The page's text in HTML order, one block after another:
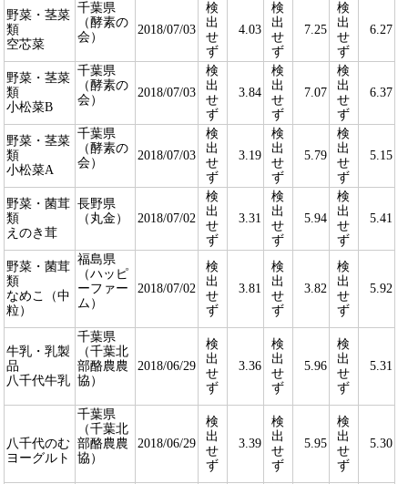
野菜・茎菜
類
空芯菜
千葉県
（酵素の
会）
2018/07/03
検
出
せ
ず
4.03
検
出
せ
ず
7.25
検
出
せ
ず
6.27
野菜・茎菜
類
小松菜B
千葉県
（酵素の
会）
2018/07/03
検
出
せ
ず
3.84
検
出
せ
ず
7.07
検
出
せ
ず
6.37
野菜・茎菜
類
小松菜A
千葉県
（酵素の
会）
2018/07/03
検
出
せ
ず
3.19
検
出
せ
ず
5.79
検
出
せ
ず
5.15
野菜・菌茸
類
えのき茸
長野県
（丸金）
2018/07/02
検
出
せ
ず
3.31
検
出
せ
ず
5.94
検
出
せ
ず
5.41
野菜・菌茸
類
なめこ（中
粒）
福島県
（ハッピ
ーファー
ム）
2018/07/02
検
出
せ
ず
3.81
検
出
せ
ず
3.82
検
出
せ
ず
5.92
牛乳・乳製
品
八千代牛乳
千葉県
（千葉北
部酪農農
協）
2018/06/29
検
出
せ
ず
3.36
検
出
せ
ず
5.96
検
出
せ
ず
5.31
八千代のむ
ヨーグルト
千葉県
（千葉北
部酪農農
協）
2018/06/29
検
出
せ
ず
3.39
検
出
せ
ず
5.95
検
出
せ
ず
5.30